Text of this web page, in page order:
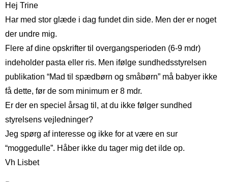
Hej Trine
Har med stor glæde i dag fundet din side. Men der er noget
der undre mig.
Flere af dine opskrifter til overgangsperioden (6-9 mdr)
indeholder pasta eller ris. Men ifølge sundhedsstyrelsen
publikation “Mad til spædbørn og småbørn” må babyer ikke
få dette, før de som minimum er 8 mdr.
Er der en speciel årsag til, at du ikke følger sundhed
styrelsens vejledninger?
Jeg spørg af interesse og ikke for at være en sur
“moggedulle”. Håber ikke du tager mig det ilde op.
Vh Lisbet